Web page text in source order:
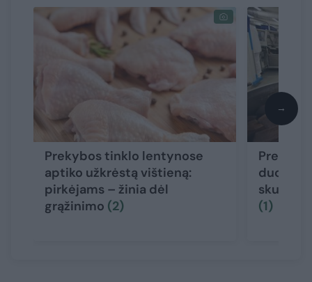
Prekybos tinklo lentynose
aptiko užkrėstą vištieną:
pirkėjams – žinia dėl
grąžinimo (2)
skubiai
(1)
→